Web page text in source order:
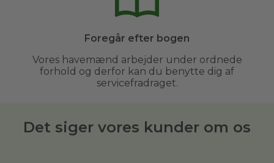
Foregår efter bogen
Vores havemænd arbejder under ordnede
forhold og derfor kan du benytte dig af
servicefradraget.
Det siger vores kunder om os